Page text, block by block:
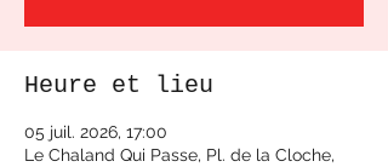
Heure et lieu
05 juil. 2026, 17:00
Le Chaland Qui Passe, Pl. de la Cloche,